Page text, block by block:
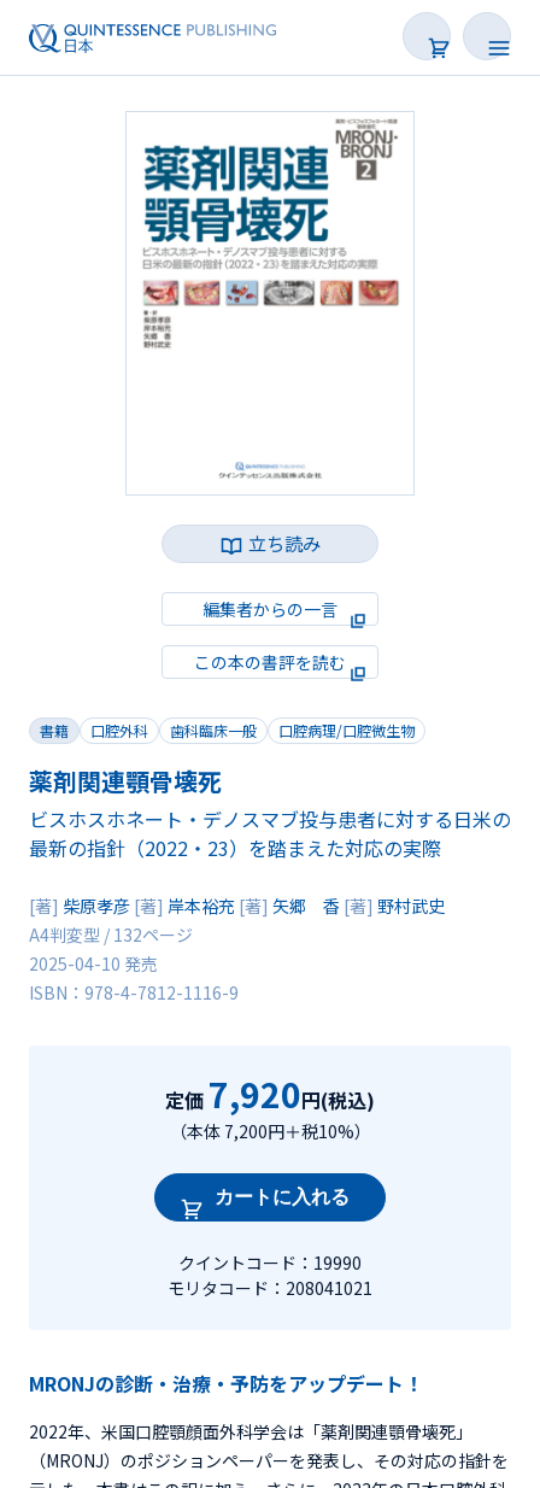
書籍
雑誌
映像
立ち読み
編集者からの一言
この本の書評を読む
書籍 口腔外科 歯科臨床一般 口腔病理/口腔微生物
薬剤関連顎骨壊死
ビスホスホネート・デノスマブ投与患者に対する日米の
最新の指針（2022・23）を踏まえた対応の実際
[著] 柴原孝彦 [著] 岸本裕充 [著] 矢郷 香 [著] 野村武史
A4判変型 / 132ページ
2025-04-10 発売
ISBN：978-4-7812-1116-9
定価 7,920円(税込)
（本体 7,200円＋税10%）
カートに入れる
クイントコード：19990
モリタコード：208041021
MRONJの診断・治療・予防をアップデート！
2022年、米国口腔顎顔面外科学会は「薬剤関連顎骨壊死」
（MRONJ）のポジションペーパーを発表し、その対応の指針を